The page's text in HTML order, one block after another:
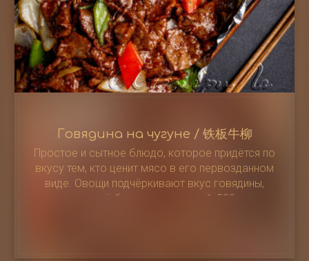
Говядина на чугуне / 铁板牛柳
Простое и сытное блюдо, которое придётся по
вкусу тем, кто ценит мясо в его первозданном
виде. Овощи подчёркивают вкус говядины,
делая её более насыщенной, 500 г